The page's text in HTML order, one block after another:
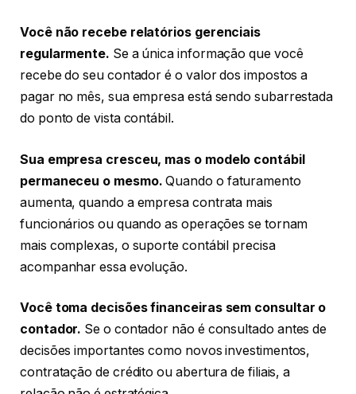
Você não recebe relatórios gerenciais
regularmente. Se a única informação que você
recebe do seu contador é o valor dos impostos a
pagar no mês, sua empresa está sendo subarrestada
do ponto de vista contábil.
Sua empresa cresceu, mas o modelo contábil
permaneceu o mesmo. Quando o faturamento
aumenta, quando a empresa contrata mais
funcionários ou quando as operações se tornam
mais complexas, o suporte contábil precisa
acompanhar essa evolução.
Você toma decisões financeiras sem consultar o
contador. Se o contador não é consultado antes de
decisões importantes como novos investimentos,
contratação de crédito ou abertura de filiais, a